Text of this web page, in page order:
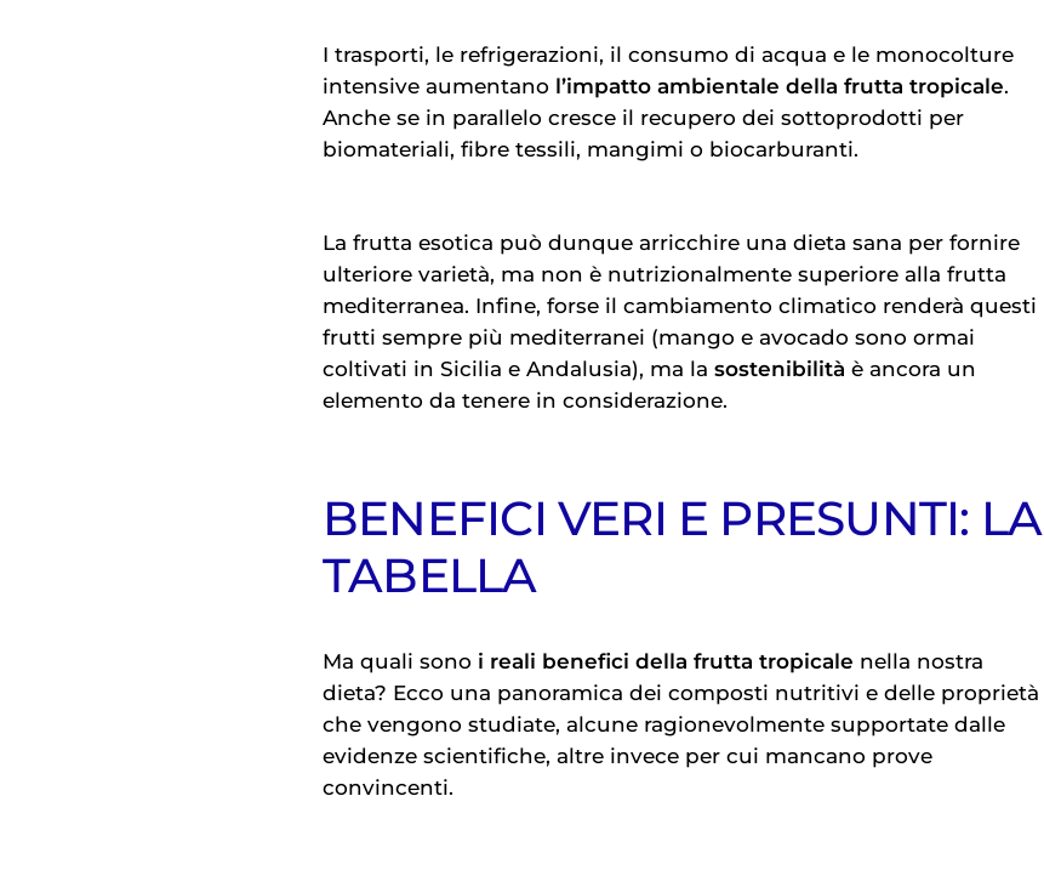
I trasporti, le refrigerazioni, il consumo di acqua e le monocolture
intensive aumentano l’impatto ambientale della frutta tropicale.
Anche se in parallelo cresce il recupero dei sottoprodotti per
biomateriali, fibre tessili, mangimi o biocarburanti.
La frutta esotica può dunque arricchire una dieta sana per fornire
ulteriore varietà, ma non è nutrizionalmente superiore alla frutta
mediterranea. Infine, forse il cambiamento climatico renderà questi
frutti sempre più mediterranei (mango e avocado sono ormai
coltivati in Sicilia e Andalusia), ma la sostenibilità è ancora un
elemento da tenere in considerazione.
BENEFICI VERI E PRESUNTI: LA
TABELLA
Ma quali sono i reali benefici della frutta tropicale nella nostra
dieta? Ecco una panoramica dei composti nutritivi e delle proprietà
che vengono studiate, alcune ragionevolmente supportate dalle
evidenze scientifiche, altre invece per cui mancano prove
convincenti.